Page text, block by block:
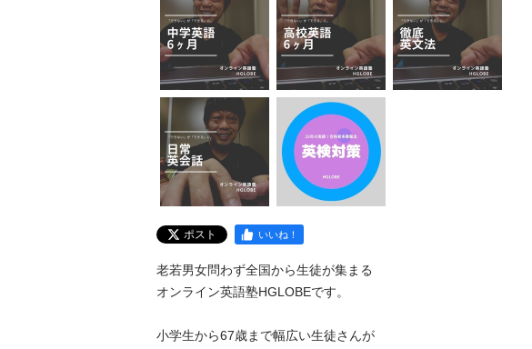
ポスト いいね！
老若男女問わず全国から生徒が集まる
オンライン英語塾HGLOBEです。
小学生から67歳まで幅広い生徒さんが